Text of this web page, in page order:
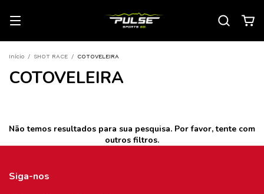
Início / SHOT RACE / COTOVELEIRA
COTOVELEIRA
Não temos resultados para sua pesquisa. Por favor, tente com
outros filtros.
Siga-nos